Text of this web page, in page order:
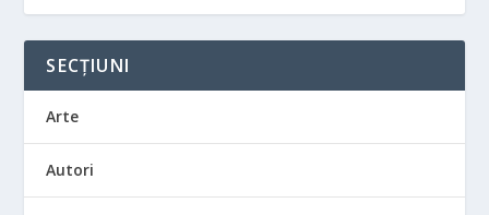
SECȚIUNI
Arte
Autori